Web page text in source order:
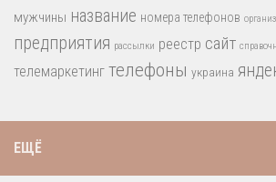
мужчины название номера телефонов
предприятия рассылки реестр сайт
телемаркетинг телефоны украина
ЕЩЁ